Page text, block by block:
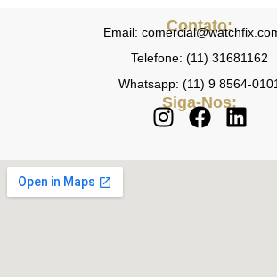
Contato:
Email:
Telefone: (11) 31681162
Whatsapp: (11) 9 8564-
Siga-Nos: